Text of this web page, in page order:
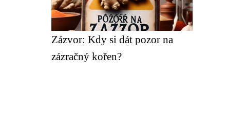
Zázvor: Kdy si dát pozor na
zázračný kořen?